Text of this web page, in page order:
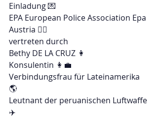
Einladung 💌
EPA European Police Association Epa
Austria 👮‍♀️
vertreten durch
Bethy DE LA CRUZ 👩
Konsulentin 👩‍💼
Verbindungsfrau für Lateinamerika
🌎
Leutnant der peruanischen Luftwaffe
✈️